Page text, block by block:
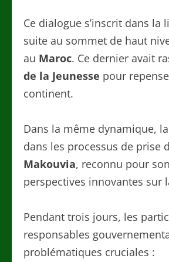
Ce dialogue s’inscrit dans
suite au sommet de haut
au Maroc. Ce dernier avait
de la Jeunesse pour
continent.
Dans la même dynamique,
dans les processus de prise
Makouvia, reconnu pour
perspectives innovantes
Pendant trois jours, les
responsables
problématiques cruciales :